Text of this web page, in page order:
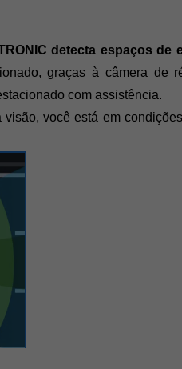
detecta espaços de
graças à câmera de
com assistência.
você está em